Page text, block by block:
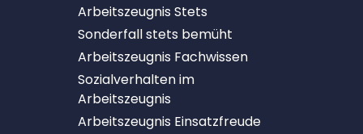
Arbeitszeugnis Stets
Sonderfall stets bemüht
Arbeitszeugnis Fachwissen
Sozialverhalten im
Arbeitszeugnis
Arbeitszeugnis Einsatzfreude